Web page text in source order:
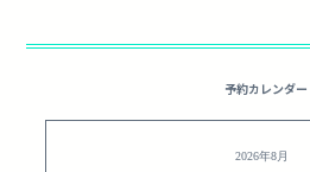
予約カレンダー
2026年8月